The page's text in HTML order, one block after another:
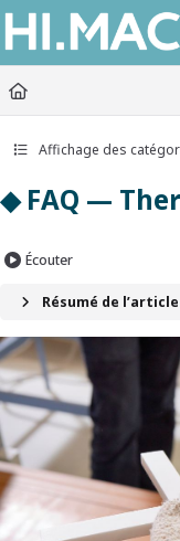
Documentation
Fetch the complete
Use this file to discover all
Affichage des
◆ FAQ —
Écouter
Résumé de l’article